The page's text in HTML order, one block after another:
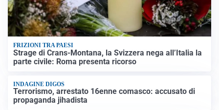
FRIZIONI TRA PAESI
Strage di Crans-Montana, la Svizzera nega all’Italia la
parte civile: Roma presenta ricorso
INDAGINE DIGOS
Terrorismo, arrestato 16enne comasco: accusato di
propaganda jihadista